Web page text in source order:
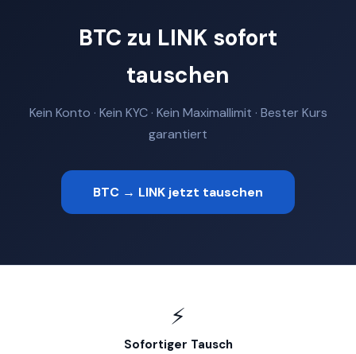
BTC zu LINK sofort
tauschen
Kein Konto · Kein KYC · Kein Maximallimit · Bester Kurs
garantiert
BTC → LINK jetzt tauschen
⚡
Sofortiger Tausch